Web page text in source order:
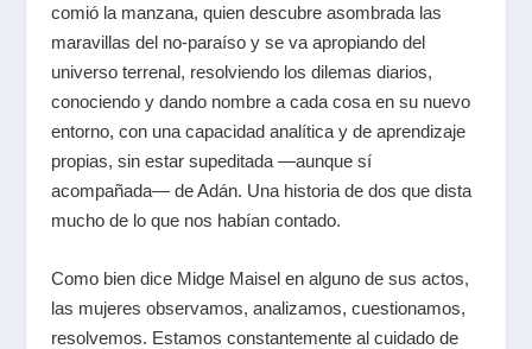
comió la manzana, quien descubre asombrada las
maravillas del no-paraíso y se va apropiando del
universo terrenal, resolviendo los dilemas diarios,
conociendo y dando nombre a cada cosa en su nuevo
entorno, con una capacidad analítica y de aprendizaje
propias, sin estar supeditada ―aunque sí
acompañada― de Adán. Una historia de dos que dista
mucho de lo que nos habían contado.
Como bien dice Midge Maisel en alguno de sus actos,
las mujeres observamos, analizamos, cuestionamos,
resolvemos. Estamos constantemente al cuidado de